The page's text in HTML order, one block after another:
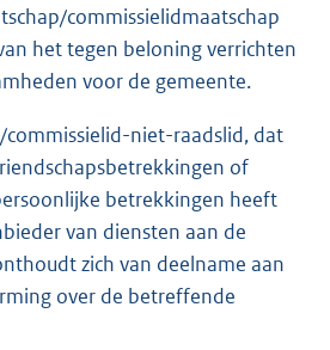
commissielidmaatschap
het tegen beloning verrichten
voor de gemeente.
commissielid-niet-raadslid, dat
of
betrekkingen heeft
van diensten aan de
zich van deelname aan
over de betreffende